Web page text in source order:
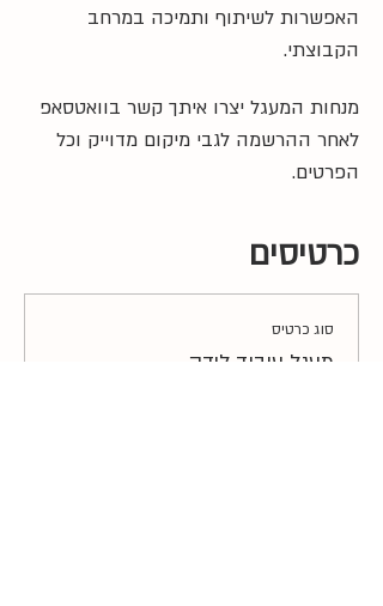
האפשרות לשיתוף ותמיכה במרחב
הקבוצתי.
מנחות המעגל יצרו איתך קשר בוואטסאפ
לאחר ההרשמה לגבי מיקום מדוייק וכל
הפרטים.
כרטיסים
סוג כרטיס
מעגל עיבוד לידה